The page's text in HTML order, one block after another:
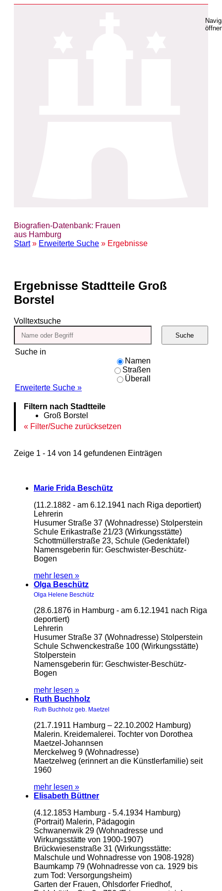
Biografien-Datenbank: Frauen
aus Hamburg
Start» Erweiterte Suche » Ergebnisse
Ergebnisse Stadtteile Groß
Borstel
Volltextsuche
Suche in
Namen
Straßen
Überall
Erweiterte Suche »
Suche
Filtern nach Stadtteile
Groß Borstel
Filter/Suche zurücksetzen
Zeige 1 - 14 von 14 gefundenen Einträgen
Marie Frida Beschütz
(11.2.1882 - am 6.12.1941 nach Riga deportiert)
Lehrerin
Husumer Straße 37 (Wohnadresse) Stolperstein
Schule Erikastraße 21/23 (Wirkungsstätte)
Schottmüllerstraße 23, Schule (Gedenktafel)
Namensgeberin für: Geschwister-Beschütz-
Bogen
mehr lesen »
Olga Beschütz
Olga Helene Beschütz
(28.6.1876 in Hamburg - am 6.12.1941 nach Riga
deportiert)
Lehrerin
Husumer Straße 37 (Wohnadresse) Stolperstein
Schule Schwenckestraße 100 (Wirkungsstätte)
Stolperstein
Namensgeberin für: Geschwister-Beschütz-
Bogen
mehr lesen »
Ruth Buchholz
Ruth Buchholz geb. Maetzel
(21.7.1911 Hamburg – 22.10.2002 Hamburg)
Malerin. Kreidemalerei. Tochter von Dorothea
Maetzel-Johannsen
Merckelweg 9 (Wohnadresse)
Maetzelweg (erinnert an die Künstlerfamilie) seit
1960
mehr lesen »
Elisabeth Büttner
(4.12.1853 Hamburg - 5.4.1934 Hamburg)
(Portrait) Malerin, Pädagogin
Schwanenwik 29 (Wohnadresse und
Wirkungsstätte von 1900-1907)
Brückwiesenstraße 31 (Wirkungsstätte:
Malschule und Wohnadresse von 1908-1928)
Baumkamp 79 (Wohnadresse von ca. 1929 bis
zum Tod: Versorgungsheim)
Garten der Frauen, Ohlsdorfer Friedhof,